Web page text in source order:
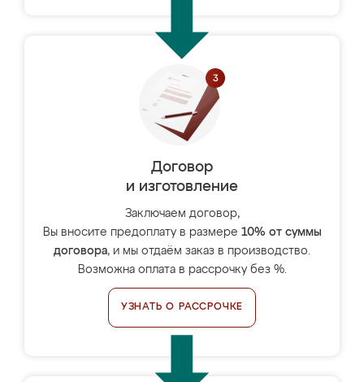
Договор
и изготовление
Заключаем договор,
Вы вносите предоплату в размере 10% от суммы
договора, и мы отдаём заказ в производство.
Возможна оплата в рассрочку без %.
УЗНАТЬ О РАССРОЧКЕ